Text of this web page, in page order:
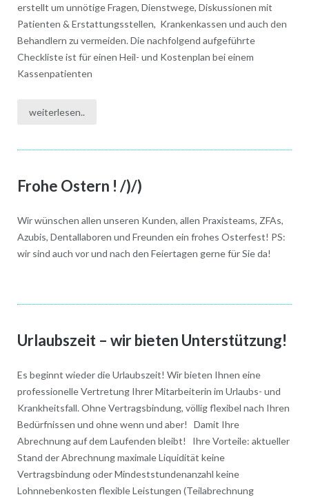
erstellt um unnötige Fragen, Dienstwege, Diskussionen mit
Patienten & Erstattungsstellen, Krankenkassen und auch den
Behandlern zu vermeiden. Die nachfolgend aufgeführte
Checkliste ist für einen Heil- und Kostenplan bei einem
Kassenpatienten
weiterlesen..
Frohe Ostern ! /)/)
Wir wünschen allen unseren Kunden, allen Praxisteams, ZFAs,
Azubis, Dentallaboren und Freunden ein frohes Osterfest! PS:
wir sind auch vor und nach den Feiertagen gerne für Sie da!
Urlaubszeit – wir bieten Unterstützung!
Es beginnt wieder die Urlaubszeit! Wir bieten Ihnen eine
professionelle Vertretung Ihrer Mitarbeiterin im Urlaubs- und
Krankheitsfall. Ohne Vertragsbindung, völlig flexibel nach Ihren
Bedürfnissen und ohne wenn und aber! Damit Ihre
Abrechnung auf dem Laufenden bleibt! Ihre Vorteile: aktueller
Stand der Abrechnung maximale Liquidität keine
Vertragsbindung oder Mindeststundenanzahl keine
Lohnnebenkosten flexible Leistungen (Teilabrechnung